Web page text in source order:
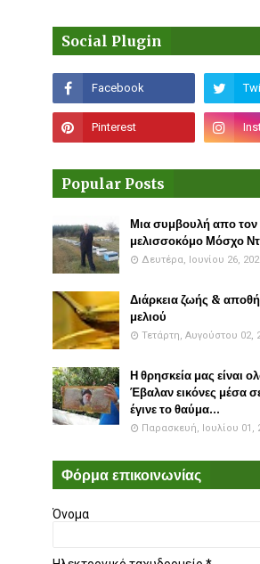
Social Plugin
Popular Posts
Μια συμβουλή απο τον
μελισσοκόμο Μόσχο
Δευτέρα, Ιουνίου 26,
Διάρκεια ζωής &
μελιού
Τετάρτη, Αυγούστου 02,
Η θρησκεία μας είναι
Έβαλαν εικόνες μέσα
έγινε το θαύμα...
Παρασκευή, Ιουλίου 01,
Φόρμα επικοινωνίας
Όνομα